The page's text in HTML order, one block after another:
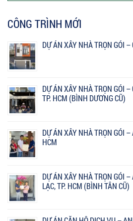
CÔNG TRÌNH MỚI
DỰ ÁN XÂY NHÀ TRỌN GÓI
DỰ ÁN XÂY NHÀ TRỌN GÓI
TP. HCM (BÌNH DƯƠNG CŨ)
DỰ ÁN XÂY NHÀ TRỌN GÓI
HCM
DỰ ÁN XÂY NHÀ TRỌN GÓI
LẠC, TP. HCM (BÌNH TÂN CŨ)